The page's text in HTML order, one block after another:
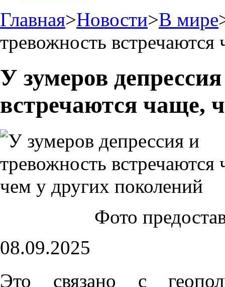
Главная>Новости>В мире
тревожность
У зумеров
встречаются чаще,
Фото
08.09.2025
Это связано с